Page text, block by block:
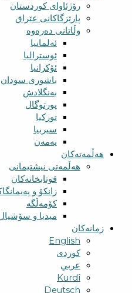
رۆژئاوای کوردستان
پارێزگاکانی عێراق
وڵاتانی دەرەوە
ئەلمانیا
ئوسترالیا
ئۆکرانیا
باشوری سودان
بەنگلادش
پورتوگال
تورکیا
سیربیا
یەمەن
هەڵمەتەکان
هەڵمەتی نیشتیمانی
قوتابخانەکان
زانکۆ و
کۆمەڵگە
میدیا و
زمانەکان
English
کوردی
عربي
Kurdî
Deutsch